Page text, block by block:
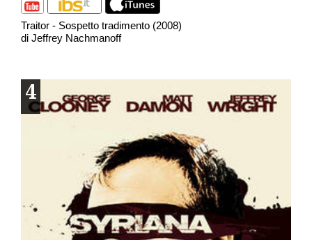
Traitor - Sospetto tradimento (2008)
di Jeffrey Nachmanoff
4